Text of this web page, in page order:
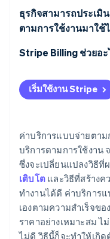
ธุรกิจสามารถประเมิ
ตามการใช้งานมาใช้
Stripe Billing ช่วยอะ
เริ่มใช้งาน Stripe
ค่าบริการแบบจ่ายตาม
บริการตามการใช้งาน
ซึ่งจะเปลี่ยนแปลงวิธี
เติบโต และวิธีที่สร้างค
ทำงานได้ดี ค่าบริการ
เองตามความสำเร็จข
ราคาอย่างเหมาะสม
ไม่ดี วิธีนี้ก็จะทำให้เกิด